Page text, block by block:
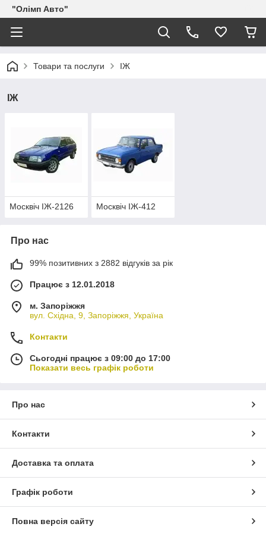
"Олімп Авто"
Товари та послуги IЖ
IЖ
Москвіч ІЖ-2126 Москвіч ІЖ-412
Про нас
99% позитивних з 2882 відгуків за рік
Працює з 12.01.2018
м. Запоріжжя
вул. Східна, 9, Запоріжжя, Україна
Контакти
Сьогодні працює з 09:00 до 17:00
Показати весь графік роботи
Про нас
Контакти
Доставка та оплата
Графік роботи
Повна версія сайту